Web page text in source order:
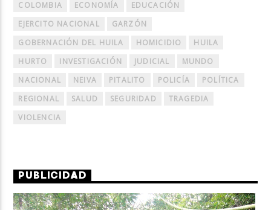
COLOMBIA
ECONOMÍA
EDUCACIÓN
EJERCITO NACIONAL
GARZÓN
GOBERNACIÓN DEL HUILA
HOMICIDIO
HUILA
HURTO
INVESTIGACIÓN JUDICIAL
MUNDO
NACIONAL
NEIVA PITALITO POLICÍA
POLÍTICA
REGIONAL
SALUD SEGURIDAD
TRAGEDIA
VIOLENCIA
PUBLICIDAD